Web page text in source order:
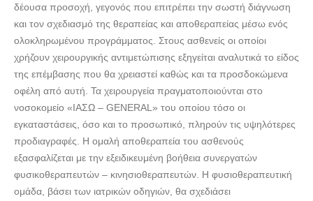
δέουσα προσοχή, γεγονός που επιτρέπει την σωστή διάγνωση
και τον σχεδιασμό της θεραπείας και αποθεραπείας μέσω ενός
ολοκληρωμένου προγράμματος. Στους ασθενείς οι οποίοι
χρήζουν χειρουργικής αντιμετώπισης εξηγείται αναλυτικά το είδος
της επέμβασης που θα χρειαστεί καθώς και τα προσδοκώμενα
οφέλη από αυτή. Τα χειρουργεία πραγματοποιούνται στο
νοσοκομείο «ΙΑΣΩ – GENERAL» του οποίου τόσο οι
εγκαταστάσεις, όσο και το προσωπικό, πληρούν τις υψηλότερες
προδιαγραφές. Η ομαλή αποθεραπεία του ασθενούς
εξασφαλίζεται με την εξειδικευμένη βοήθεια συνεργατών
φυσικοθεραπευτών – κινησιοθεραπευτών. Η φυσιοθεραπευτική
ομάδα, βάσει των ιατρικών οδηγιών, θα σχεδιάσει